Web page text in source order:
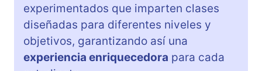
experimentados que imparten clases
diseñadas para diferentes niveles y
objetivos, garantizando así una
experiencia enriquecedora para cada